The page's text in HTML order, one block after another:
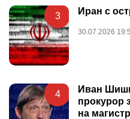
3 Иран с
30.07.2026
4
Иван
прокурор
на